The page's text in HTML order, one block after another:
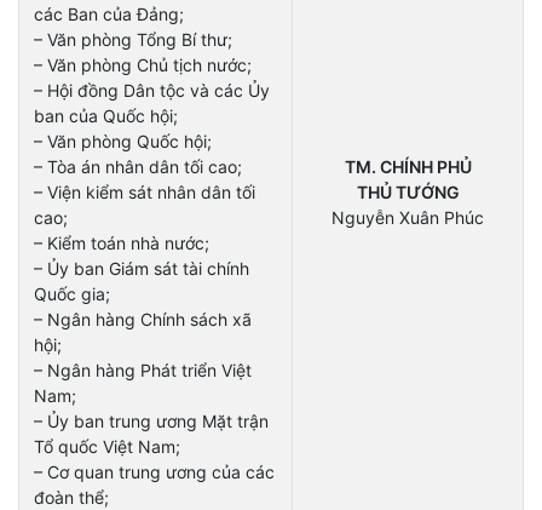
các Ban của Đảng;
– Văn phòng Tổng Bí thư;
– Văn phòng Chủ tịch nước;
– Hội đồng Dân tộc và các Ủy
ban của Quốc hội;
– Văn phòng Quốc hội;
– Tòa án nhân dân tối cao;
– Viện kiểm sát nhân dân tối
cao;
– Kiểm toán nhà nước;
– Ủy ban Giám sát tài chính
Quốc gia;
– Ngân hàng Chính sách xã
hội;
– Ngân hàng Phát triển Việt
Nam;
– Ủy ban trung ương Mặt trận
Tổ quốc Việt Nam;
– Cơ quan trung ương của các
đoàn thể;
TM. CHÍNH PHỦ
THỦ TƯỚNG
Nguyễn Xuân Phúc